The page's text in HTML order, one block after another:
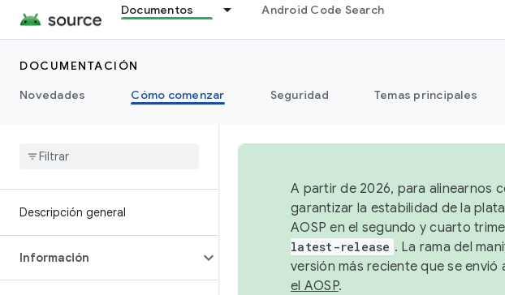
Documentos Android Code Search
DOCUMENTACIÓN
Novedades
Cómo comenzar Seguridad Temas principales
Descripción general
Información
A partir de 2026, para alinearnos
garantizar la estabilidad de la
AOSP en el segundo y cuarto
latest-release . La rama del
versión más reciente que se envió
el AOSP.